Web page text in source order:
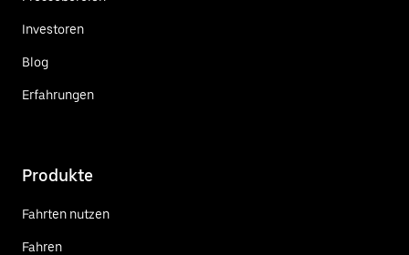
Investoren
Blog
Erfahrungen
Produkte
Fahrten nutzen
Fahren